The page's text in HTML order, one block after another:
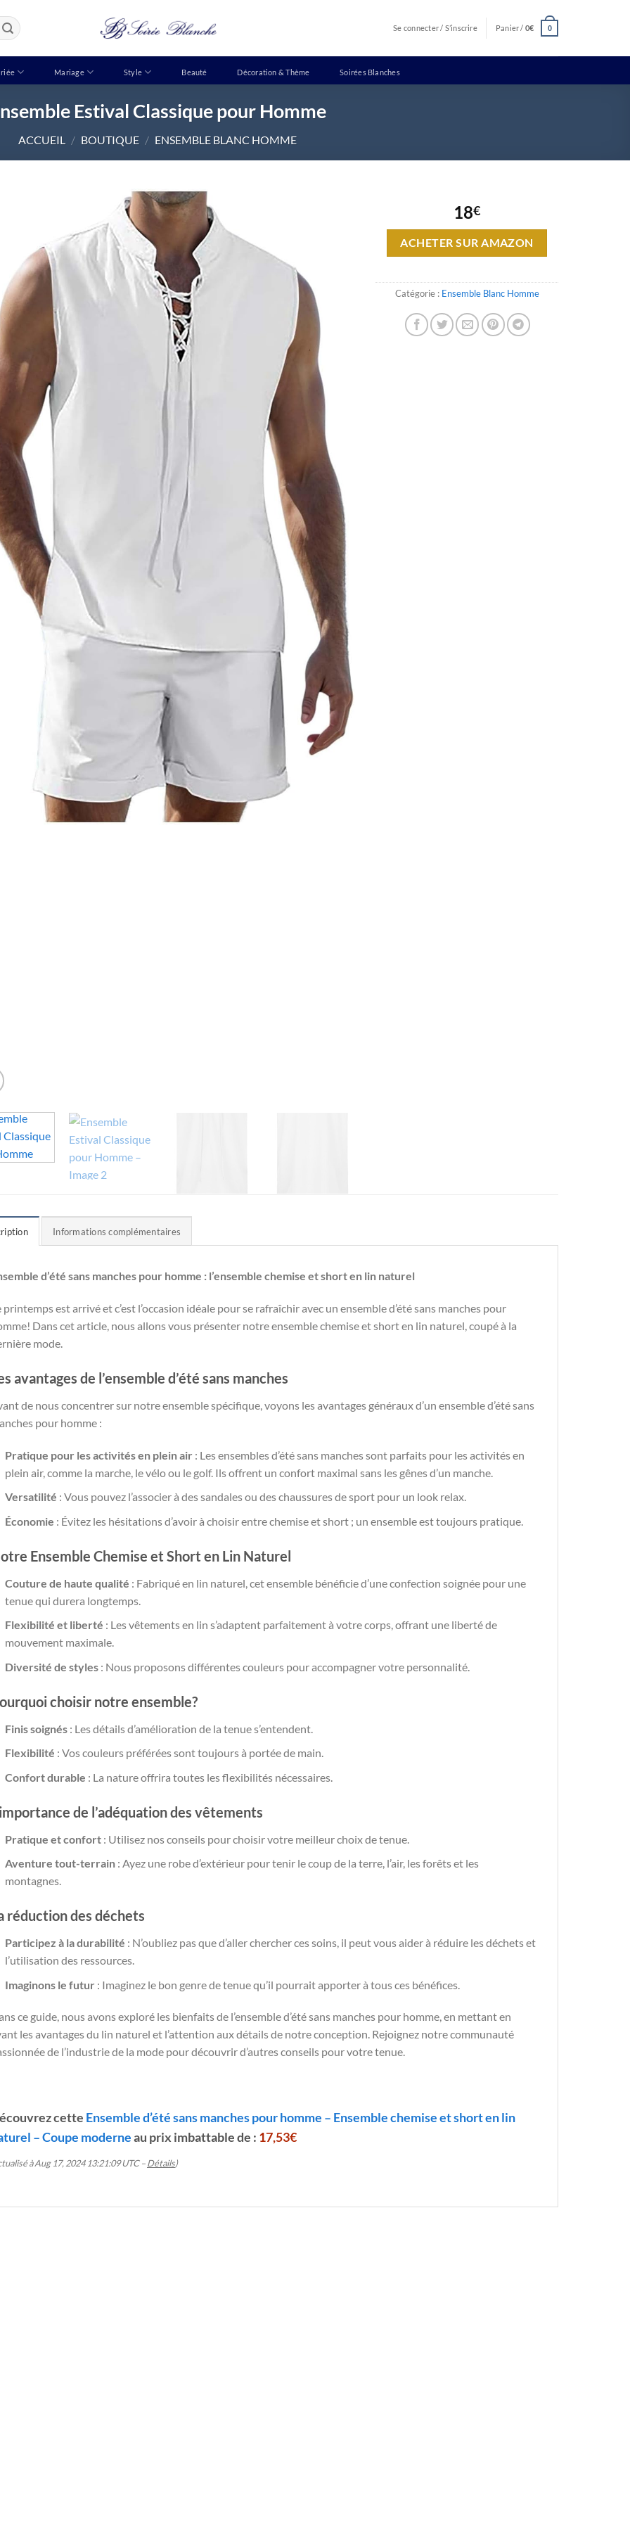
Se connecter / S’inscrire Panier / 0€ 0
Mariage Style Beauté Décoration & Thème Soirées Blanches
Estival Classique pour Homme
ACCUEIL / BOUTIQUE / ENSEMBLE BLANC HOMME
18€
ACHETER SUR AMAZON
Catégorie : Ensemble Blanc Homme
Informations complémentaires
d’été sans manches pour homme : l’ensemble chemise et short en lin naturel
printemps est arrivé et c’est l’occasion idéale pour se rafraîchir avec un ensemble d’été sans manches pour
Dans cet article, nous allons vous présenter notre ensemble chemise et short en lin naturel, coupé à la
mode.
avantages de l’ensemble d’été sans manches
de nous concentrer sur notre ensemble spécifique, voyons les avantages généraux d’un ensemble d’été sans
pour homme :
Pratique pour les activités en plein air : Les ensembles d’été sans manches sont parfaits pour les activités en
plein air, comme la marche, le vélo ou le golf. Ils offrent un confort maximal sans les gênes d’un manche.
Versatilité : Vous pouvez l’associer à des sandales ou des chaussures de sport pour un look relax.
Économie : Évitez les hésitations d’avoir à choisir entre chemise et short ; un ensemble est toujours pratique.
Ensemble Chemise et Short en Lin Naturel
Couture de haute qualité : Fabriqué en lin naturel, cet ensemble bénéficie d’une confection soignée pour une
tenue qui durera longtemps.
Flexibilité et liberté : Les vêtements en lin s’adaptent parfaitement à votre corps, offrant une liberté de
mouvement maximale.
Diversité de styles: Nous proposons différentes couleurs pour accompagner votre personnalité.
choisir notre ensemble?
Finis soignés: Les détails d’amélioration de la tenue s’entendent.
Flexibilité : Vos couleurs préférées sont toujours à portée de main.
Confort durable : La nature offrira toutes les flexibilités nécessaires.
de l’adéquation des vêtements
Pratique et confort: Utilisez nos conseils pour choisir votre meilleur choix de tenue.
Aventure tout-terrain: Ayez une robe d’extérieur pour tenir le coup de la terre, l’air, les forêts et les
montagnes.
réduction des déchets
Participez à la durabilité : N’oubliez pas que d’aller chercher ces soins, il peut vous aider à réduire les déchets et
l’utilisation des ressources.
Imaginons le futur : Imaginez le bon genre de tenue qu’il pourrait apporter à tous ces bénéfices.
ce guide, nous avons exploré les bienfaits de l’ensemble d’été sans manches pour homme, en mettant en
les avantages du lin naturel et l’attention aux détails de notre conception. Rejoignez notre communauté
de l’industrie de la mode pour découvrir d’autres conseils pour votre tenue.
cette Ensemble d’été sans manches pour homme – Ensemble chemise et short en lin
– Coupe moderneau prix imbattable de : 17,53€
à Aug 17, 2024 13:21:09 UTC –Détails)